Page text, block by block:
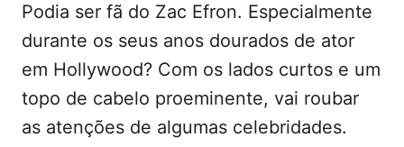
Podia ser fã do Zac Efron. Especialmente
durante os seus anos dourados de ator
em Hollywood? Com os lados curtos e um
topo de cabelo proeminente, vai roubar
as atenções de algumas celebridades.